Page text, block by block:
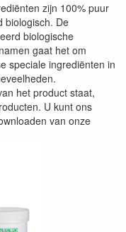
zijn 100% puur
biologisch. De
biologische
gaat het om
speciale ingrediënten in
het product staat,
U kunt ons
van onze